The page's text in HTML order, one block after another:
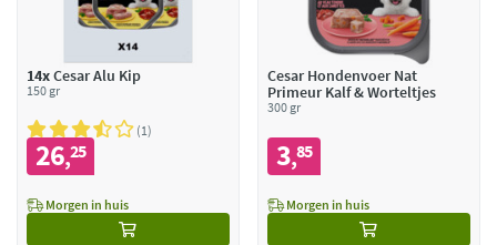
14xCesar Alu Kip
150 gr
1
26,25
Morgen in huis
Cesar Hondenvoer Nat
Primeur Kalf & Worteltjes
300 gr
3,85
Morgen in huis